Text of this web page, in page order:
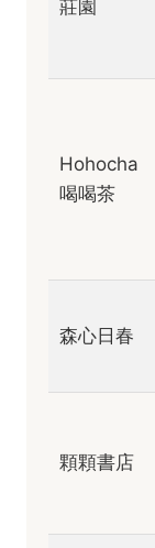
莊園
Hohocha
喝喝茶
森心日春
顆顆書店